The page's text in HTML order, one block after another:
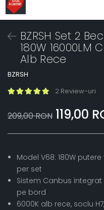
BZRSH Set 2
180W 16000LM
Alb Rece
BZRSH
2 Review-uri
209,00 RON 119,00
Model V68: 180W
per set
Sistem Canbus
pe bord
6000K alb rece, soclu